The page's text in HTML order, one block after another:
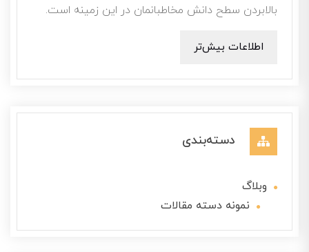
بالابردن سطح دانش مخاطبانمان در این زمینه است.
اطلاعات بیش‌تر
دسته‌بندی
وبلاگ
نمونه دسته مقالات